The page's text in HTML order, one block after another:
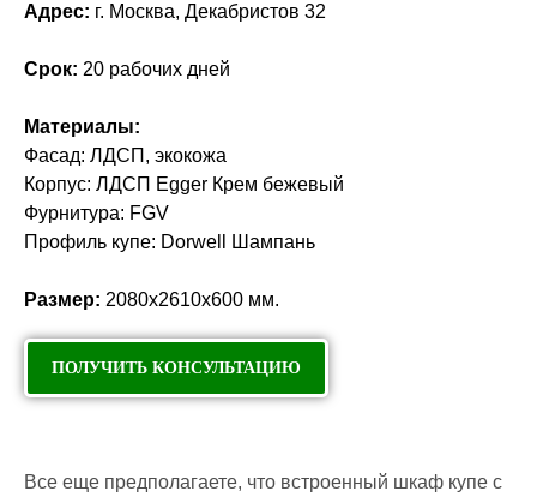
Адрес: г. Москва, Декабристов 32
Срок: 20 рабочих дней
Материалы:
Фасад: ЛДСП, экокожа
Корпус: ЛДСП Egger Крем бежевый
Фурнитура: FGV
Профиль купе: Dorwell Шампань
Размер: 2080х2610х600 мм.
ПОЛУЧИТЬ КОНСУЛЬТАЦИЮ
Все еще предполагаете, что встроенный шкаф купе с